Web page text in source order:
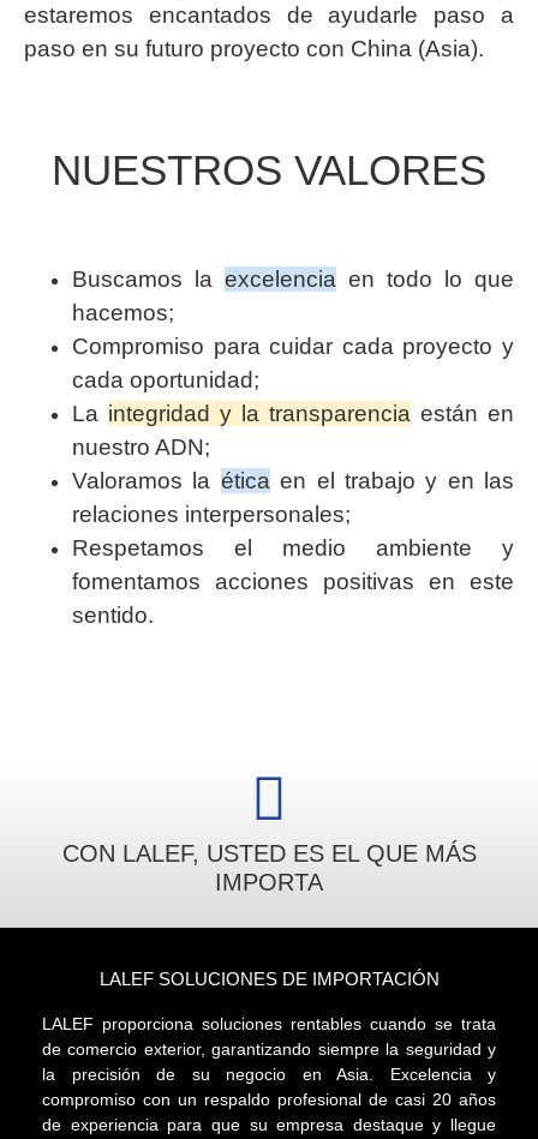
estaremos encantados de ayudarle paso a
paso en su futuro proyecto con China (Asia).
NUESTROS VALORES
Buscamos la excelencia en todo lo que
hacemos;
Compromiso para cuidar cada proyecto y
cada oportunidad;
La integridad y la transparencia están en
nuestro ADN;
Valoramos la éticaen el trabajo y en las
relaciones interpersonales;
Respetamos el medio ambiente y
fomentamos acciones positivas en este
sentido.
CON LALEF, USTED ES EL QUE MÁS
IMPORTA
LALEF SOLUCIONES DE IMPORTACIÓN
LALEF proporciona soluciones rentables cuando se trata
de comercio exterior, garantizando siempre la seguridad y
la precisión de su negocio en Asia. Excelencia y
compromiso con un respaldo profesional de casi 20 años
de experiencia para que su empresa destaque y llegue